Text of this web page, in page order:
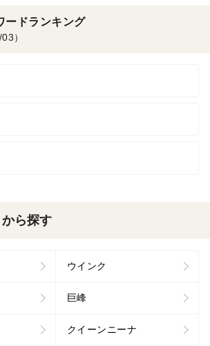
ードランキング
）
ら探す
ウインク
巨峰
クイーンニーナ